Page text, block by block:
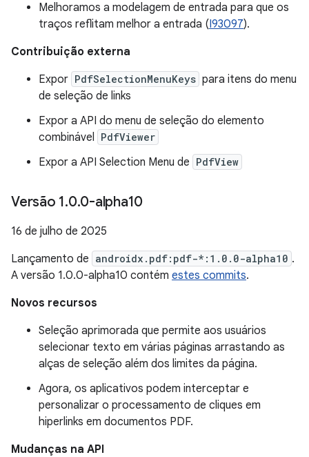
Melhoramos a modelagem de entrada para que os
traços reflitam melhor a entrada (I93097).
Contribuição externa
Expor PdfSelectionMenuKeys para itens do menu
de seleção de links
Expor a API do menu de seleção do elemento
combinável PdfViewer
Expor a API Selection Menu de PdfView
Versão 1.0.0-alpha10
16 de julho de 2025
Lançamento de androidx.pdf:pdf-*:1.0.0-alpha10 .
A versão 1.0.0-alpha10 contém estes commits.
Novos recursos
Seleção aprimorada que permite aos usuários
selecionar texto em várias páginas arrastando as
alças de seleção além dos limites da página.
Agora, os aplicativos podem interceptar e
personalizar o processamento de cliques em
hiperlinks em documentos PDF.
Mudanças na API